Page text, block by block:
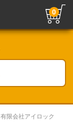
0
有限会社アイロック